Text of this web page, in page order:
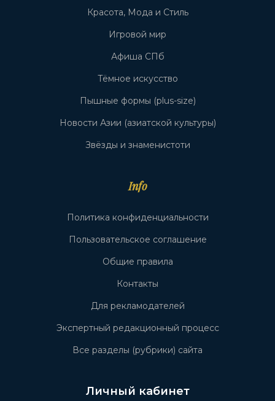
Красота, Мода и Стиль
Игровой мир
Афиша СПб
Тёмное искусство
Пышные формы (plus-size)
Новости Азии (азиатской культуры)
Звёзды и знаменистоти
Info
Политика конфиденциальности
Пользовательское соглашение
Общие правила
Контакты
Для рекламодателей
Экспертный редакционный процесс
Все разделы (рубрики) сайта
Личный кабинет